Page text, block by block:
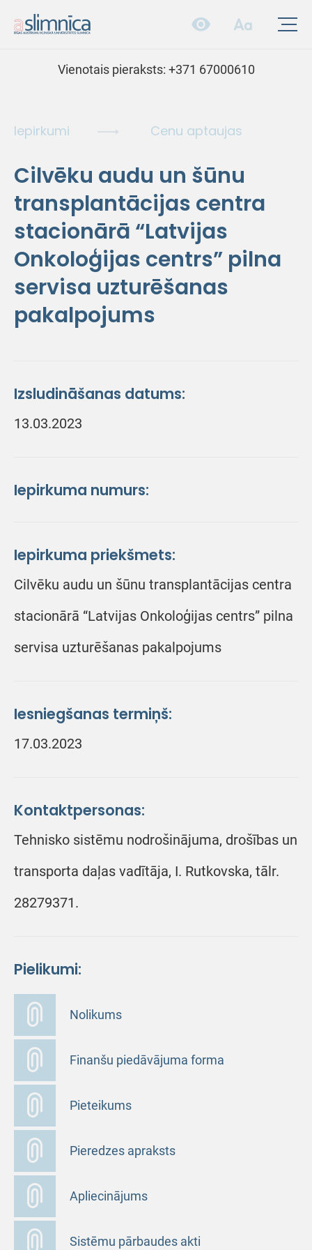
Vienotais pieraksts: +371 67000610
Iepirkumi Cenu aptaujas
Cilvēku audu un šūnu
transplantācijas centra
stacionārā “Latvijas
Onkoloģijas centrs” pilna
servisa uzturēšanas
pakalpojums
Izsludināšanas datums:
13.03.2023
Iepirkuma numurs:
Iepirkuma priekšmets:
Cilvēku audu un šūnu transplantācijas centra
stacionārā “Latvijas Onkoloģijas centrs” pilna
servisa uzturēšanas pakalpojums
Iesniegšanas termiņš:
17.03.2023
Kontaktpersonas:
Tehnisko sistēmu nodrošinājuma, drošības un
transporta daļas vadītāja, I. Rutkovska, tālr.
28279371.
Pielikumi:
Nolikums
Finanšu piedāvājuma forma
Pieteikums
Pieredzes apraksts
Apliecinājums
Sistēmu pārbaudes akti